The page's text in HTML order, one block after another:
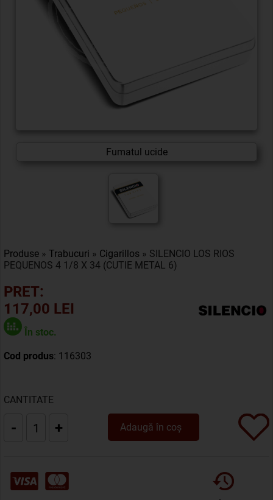
Fumatul ucide
Produse » Trabucuri » Cigarillos » SILENCIO LOS RIOS
PEQUENOS 4 1/8 X 34 (CUTIE METAL 6)
PRET:
117,00 LEI
În stoc.
Cod produs: 116303
CANTITATE
- + Adaugă în coș